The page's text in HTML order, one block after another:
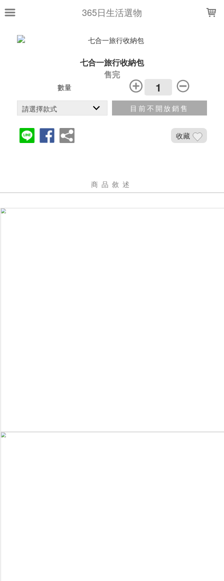
365日生活選物
七合一旅行收納包
售完
數量
目前不開放銷售
收藏
商品敘述